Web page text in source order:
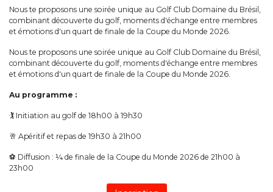
Nous te proposons une soirée unique au Golf Club Domaine du Brésil,
combinant découverte du golf, moments d'échange entre membres
et émotions d'un quart de finale de la Coupe du Monde 2026.
Nous te proposons une soirée unique au Golf Club Domaine du Brésil,
combinant découverte du golf, moments d'échange entre membres
et émotions d'un quart de finale de la Coupe du Monde 2026.
Au programme :
🏌️ Initiation au golf de 18h00 à 19h30
🥂 Apéritif et repas de 19h30 à 21h00
⚽ Diffusion : ¼ de finale de la Coupe du Monde 2026 de 21h00 à
23h00